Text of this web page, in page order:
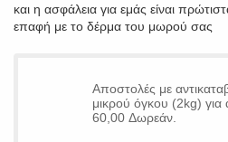
και η ασφάλεια για εμάς είναι
επαφή με το δέρμα του μωρού σας
Αποστολές με
μικρού όγκου (2kg)
60,00 Δωρεάν.